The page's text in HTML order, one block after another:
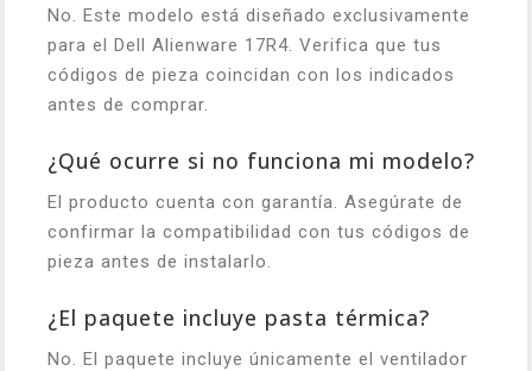
No. Este modelo está diseñado exclusivamente
para el Dell Alienware 17R4. Verifica que tus
códigos de pieza coincidan con los indicados
antes de comprar.
¿Qué ocurre si no funciona mi modelo?
El producto cuenta con garantía. Asegúrate de
confirmar la compatibilidad con tus códigos de
pieza antes de instalarlo.
¿El paquete incluye pasta térmica?
No. El paquete incluye únicamente el ventilador